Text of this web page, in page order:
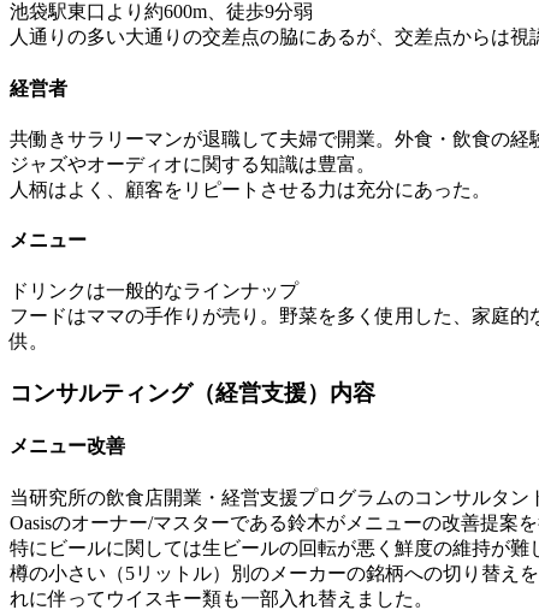
池袋駅東口より約600m、徒歩9分弱
人通りの多い大通りの交差点の脇にあるが、交差点からは視
経営者
共働きサラリーマンが退職して夫婦で開業。外食・飲食の経
ジャズやオーディオに関する知識は豊富。
人柄はよく、顧客をリピートさせる力は充分にあった。
メニュー
ドリンクは一般的なラインナップ
フードはママの手作りが売り。野菜を多く使用した、家庭的
供。
コンサルティング（経営支援）内容
メニュー改善
当研究所の飲食店開業・経営支援プログラムのコンサルタン
Oasisのオーナー/マスターである鈴木がメニューの改善提案
特にビールに関しては生ビールの回転が悪く鮮度の維持が難
樽の小さい（5リットル）別のメーカーの銘柄への切り替え
れに伴ってウイスキー類も一部入れ替えました。